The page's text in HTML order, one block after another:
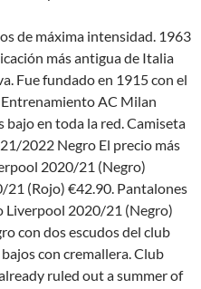
de máxima intensidad. 1963
más antigua de Italia
Fue fundado en 1915 con el
AC Milan
en toda la red. Camiseta
2022 Negro El precio más
2020/21 (Negro)
(Rojo) €42.90. Pantalones
Liverpool 2020/21 (Negro)
con dos escudos del club
con cremallera. Club
ruled out a summer of